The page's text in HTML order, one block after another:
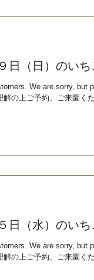
日（日）のい
We are sorry, but
の上ご予約、ご来園くだ
日（水）のい
We are sorry, but
解の上ご予約、ご来園く